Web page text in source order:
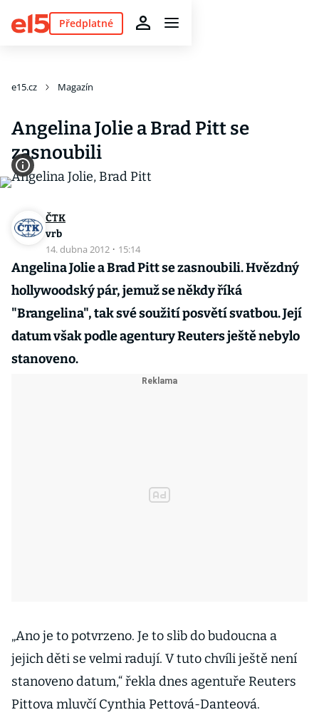
Předplatné
e15.cz Magazín
Angelina Jolie a Brad Pitt se
zasnoubili
ČTK
vrb
14. dubna 2012 · 15:14
Angelina Jolie a Brad Pitt se zasnoubili. Hvězdný
hollywoodský pár, jemuž se někdy říká
"Brangelina", tak své soužití posvětí svatbou. Její
datum však podle agentury Reuters ještě nebylo
stanoveno.
„Ano je to potvrzeno. Je to slib do budoucna a
jejich děti se velmi radují. V tuto chvíli ještě není
stanoveno datum,“ řekla dnes agentuře Reuters
Pittova mluvčí Cynthia Pettová-Danteová.